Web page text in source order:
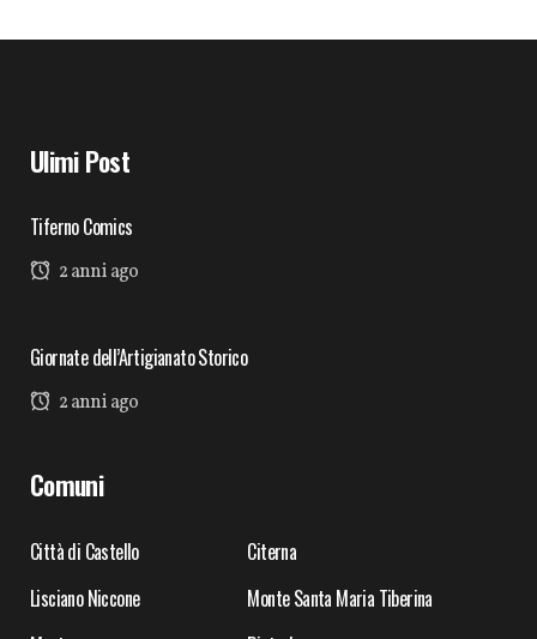
Ulimi Post
Tiferno Comics
2 anni ago
Giornate dell’Artigianato Storico
2 anni ago
Comuni
Città di Castello
Citerna
Lisciano Niccone
Monte Santa Maria Tiberina